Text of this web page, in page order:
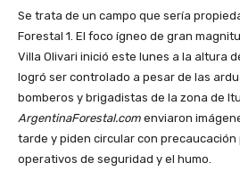
Se trata de un campo que sería
Forestal 1. El foco ígneo de gran
Villa Olivari inició este lunes a la altura
logró ser controlado a pesar de las
bomberos y brigadistas de la zona de
ArgentinaForestal.com enviaron
tarde y piden circular con precaucación
operativos de seguridad y el humo.